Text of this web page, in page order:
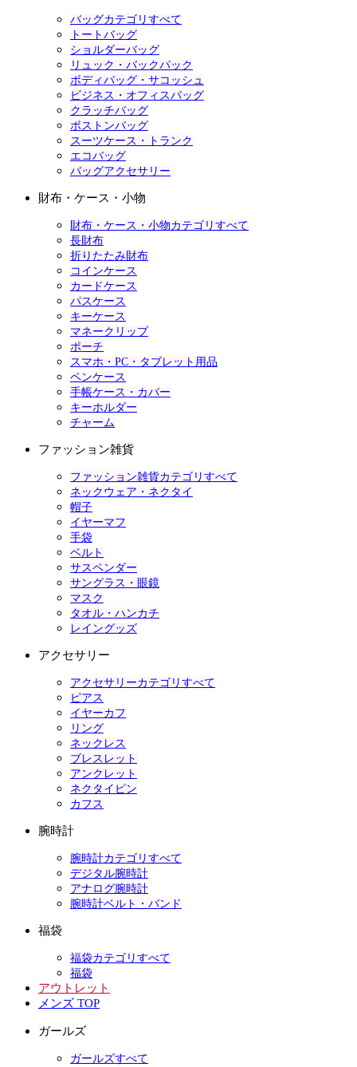
バッグカテゴリすべて
トートバッグ
ショルダーバッグ
リュック・バックパック
ボディバッグ・サコッシュ
ビジネス・オフィスバッグ
クラッチバッグ
ボストンバッグ
スーツケース・トランク
エコバッグ
バッグアクセサリー
財布・ケース・小物
財布・ケース・小物カテゴリすべて
長財布
折りたたみ財布
コインケース
カードケース
パスケース
キーケース
マネークリップ
ポーチ
スマホ・PC・タブレット用品
ペンケース
手帳ケース・カバー
キーホルダー
チャーム
ファッション雑貨
ファッション雑貨カテゴリすべて
ネックウェア・ネクタイ
帽子
イヤーマフ
手袋
ベルト
サスペンダー
サングラス・眼鏡
マスク
タオル・ハンカチ
レイングッズ
アクセサリー
アクセサリーカテゴリすべて
ピアス
イヤーカフ
リング
ネックレス
ブレスレット
アンクレット
ネクタイピン
カフス
腕時計
腕時計カテゴリすべて
デジタル腕時計
アナログ腕時計
腕時計ベルト・バンド
福袋
福袋カテゴリすべて
福袋
アウトレット
メンズ TOP
ガールズ
ガールズすべて